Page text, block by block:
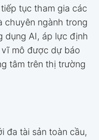
tục tham gia các
chuyên ngành trong
dụng AI, áp lực định
mô được dự báo
tâm trên thị trường
đa tài sản toàn cầu,